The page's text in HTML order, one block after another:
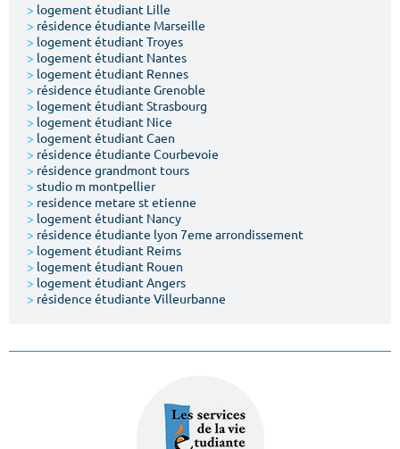
Votre date d'entrée
Chercher
> logement étudiant Lille
> résidence étudiante Marseille
> logement étudiant Troyes
> logement étudiant Nantes
> logement étudiant Rennes
> résidence étudiante Grenoble
> logement étudiant Strasbourg
> logement étudiant Nice
> logement étudiant Caen
> résidence étudiante Courbevoie
> résidence grandmont tours
> studio m montpellier
> residence metare st etienne
> logement étudiant Nancy
> résidence étudiante lyon 7eme arrondissement
> logement étudiant Reims
> logement étudiant Rouen
> logement étudiant Angers
> résidence étudiante Villeurbanne